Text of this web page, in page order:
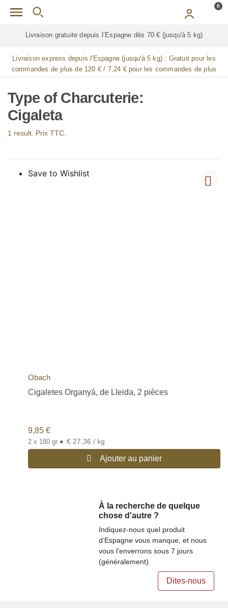
Skip to main content 0
Livraison gratuite depuis l’Espagne dès 70 € (jusqu'à 5 kg)
Livraison express depuis l'Espagne (jusqu'à 5 kg) : Gratuit pour les
commandes de plus de 120 € / 7,24 € pour les commandes de plus
de 90 € / 14,48 € pour les commandes de plus de 60 € / 21,72 € pour
les commandes de plus de 30 €
Type of Charcuterie:
Cigaleta
1 result. Prix TTC.
Save to Wishlist
Obach
Cigaletes Organyá, de Lleida, 2 pièces
9,85 €
2 x 180 gr • € 27,36 / kg
Ajouter au panier
À la recherche de quelque
chose d'autre ?
Indiquez-nous quel produit
d’Espagne vous manque, et nous
vous l’enverrons sous 7 jours
(généralement).
Dites-nous